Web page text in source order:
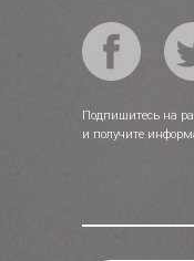
Подпишитесь на
и получите